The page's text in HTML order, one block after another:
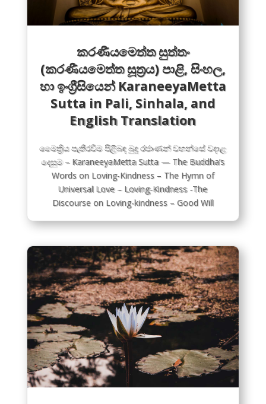
කරණීයමෙත්ත සුත්තං
(කරණීයමෙත්ත සූත්‍රය) පාළි, සිංහල,
හා ඉංග්‍රීසියෙන් KaraneeyaMetta
Sutta in Pali, Sinhala, and
English Translation
මෛත්‍රිය පැතිරවීම පිළිබඳ බුදු රජාණන් වහන්සේ වදාළ
දෙසුම – KaraneeyaMetta Sutta — The Buddha’s
Words on Loving-Kindness – The Hymn of
Universal Love – Loving-Kindness -The
Discourse on Loving-kindness – Good Will